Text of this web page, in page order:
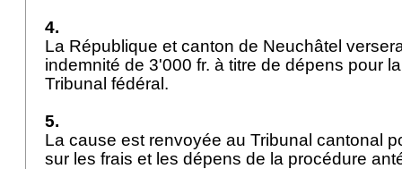
4.
La République et canton de Neuchâtel
indemnité de 3'000 fr. à titre de dépens pour
Tribunal fédéral.
5.
La cause est renvoyée au Tribunal cantonal
sur les frais et les dépens de la procédure